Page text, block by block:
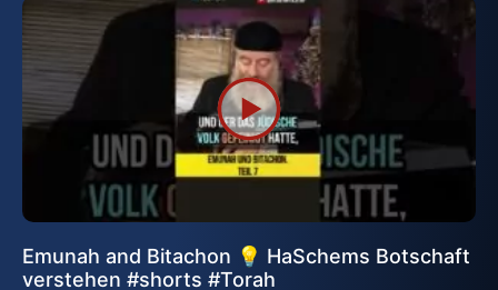
Emunah and Bitachon 💡 HaSchems Botschaft
verstehen #shorts #Torah